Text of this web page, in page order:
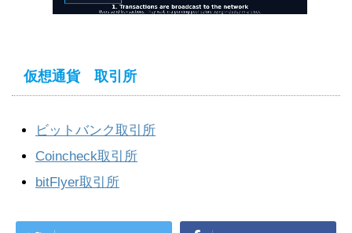
仮想通貨 取引所
ビットバンク取引所
Coincheck取引所
bitFlyer取引所